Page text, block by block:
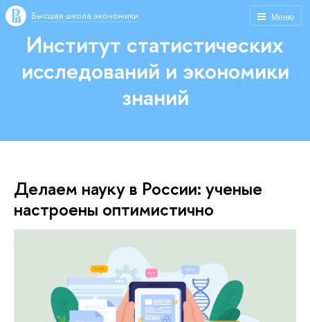
Меню
Высшая школа экономики
Институт статистических
исследований и экономики
знаний
Делаем науку в России: ученые
настроены оптимистично